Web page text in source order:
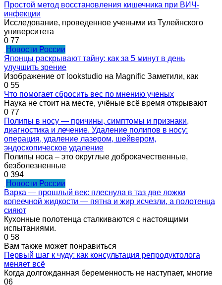
Простой метод восстановления кишечника при ВИЧ-
инфекции
Исследование, проведенное учеными из Тулейнского
университета
0 77
Новости России
Японцы раскрывают тайну: как за 5 минут в день
улучшить зрение
Изображение от lookstudio на Magnific Заметили, как
0 55
Что помогает сбросить вес по мнению ученых
Наука не стоит на месте, учёные всё время открывают
0 77
Полипы в носу — причины, симптомы и признаки,
диагностика и лечение. Удаление полипов в носу:
операция, удаление лазером, шейвером,
эндоскопическое удаление
Полипы носа – это округлые доброкачественные,
безболезненные
0 394
Новости России
Варка — прошлый век: плеснула в таз две ложки
копеечной жидкости — пятна и жир исчезли, а полотенца
сияют
Кухонные полотенца сталкиваются с настоящими
испытаниями.
0 58
Вам также может понравиться
Первый шаг к чуду: как консультация репродуктолога
меняет всё
Когда долгожданная беременность не наступает, многие
06